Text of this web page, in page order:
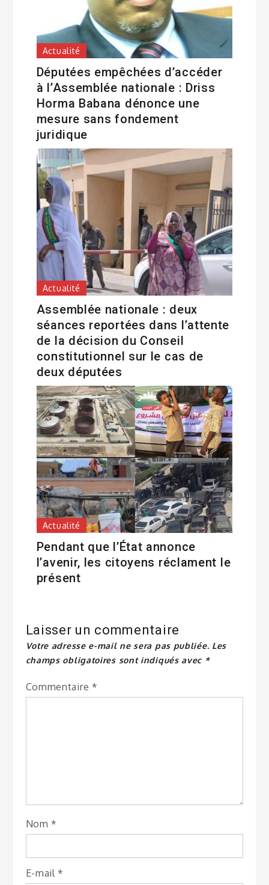
Actualité
Députées empêchées d’accéder
à l’Assemblée nationale : Driss
Horma Babana dénonce une
mesure sans fondement
juridique
Actualité
Assemblée nationale : deux
séances reportées dans l’attente
de la décision du Conseil
constitutionnel sur le cas de
deux députées
Actualité
Pendant que l’État annonce
l’avenir, les citoyens réclament le
présent
Laisser un commentaire
Votre adresse e-mail ne sera pas publiée. Les
champs obligatoires sont indiqués avec *
Commentaire *
Nom *
E-mail *